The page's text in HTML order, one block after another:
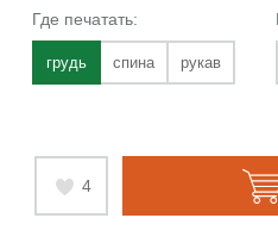
Где печатать:
грудь спина рукав
4